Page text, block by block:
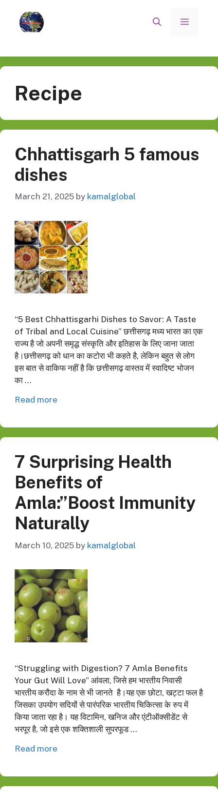
content
Menu
Recipe
Chhattisgarh 5 famous
dishes
March 21, 2025 by kamalglobal
“5 Best Chhattisgarhi Dishes to Savor: A Taste
of Tribal and Local Cuisine” छत्तीसगढ़ मध्य भारत का एक
राज्य है जो अपनी समृद्ध संस्कृति और इतिहास के लिए जाना जाता
है।छत्तीसगढ़ को धान का कटोरा भी कहते है, लेकिन बहुत से लोग
इस बात से वाकिफ नहीं है कि छत्तीसगढ़ वास्तव में स्वादिष्ट भोजन
का …
Read more
7 Surprising Health
Benefits of
Amla:”Boost Immunity
Naturally
March 10, 2025 by kamalglobal
“Struggling with Digestion? 7 Amla Benefits
Your Gut Will Love” आंवला, जिसे हम भारतीय निवासी
भारतीय करौदा के नाम से भी जानते है।यह एक छोटा, खट्टा फल है
जिसका उपयोग सदियों से पारंपरिक भारतीय चिकित्सा के रुप में
किया जाता रहा है। यह विटामिन, खनिज और एंटीऑक्सीडेंट से
भरपूर है, जो इसे एक शक्तिशाली सुपरफूड …
Read more